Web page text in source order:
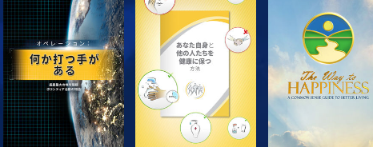
シリーズを探求 シリーズを探求 シリーズを探求